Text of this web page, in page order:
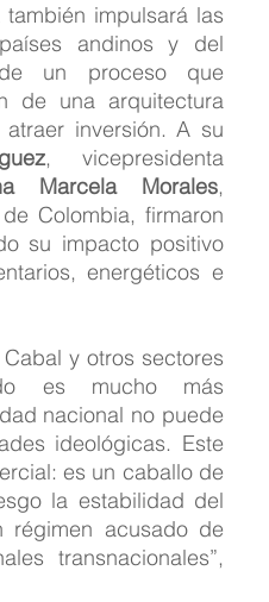
impulsará las
andinos y del
un proceso que
de una arquitectura
inversión. A su
, vicepresidenta
Marcela Morales,
Colombia, firmaron
su impacto positivo
energéticos e
y otros sectores
es mucho más
nacional no puede
ideológicas. Este
es un caballo de
la estabilidad del
acusado de
transnacionales”,